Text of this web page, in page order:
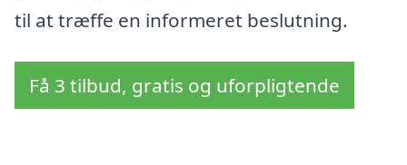
til at træffe en informeret beslutning.
Få 3 tilbud, gratis og uforpligtende